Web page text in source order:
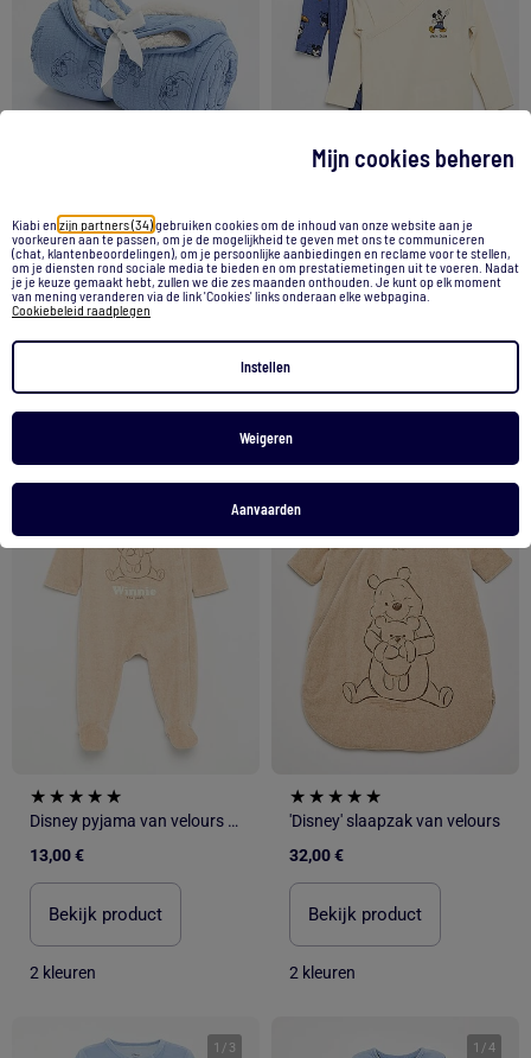
Mijn cookies beheren
Kiabi enzijn partners (34)gebruiken cookies om de inhoud van onze website aan je
voorkeuren aan te passen, om je de mogelijkheid te geven met ons te communiceren
(chat, klantenbeoordelingen), om je persoonlijke aanbiedingen en reclame voor te stellen,
om je diensten rond sociale media te bieden en om prestatiemetingen uit te voeren. Nadat
je je keuze gemaakt hebt, zullen we die zes maanden onthouden. Je kunt op elk moment
van mening veranderen via de link 'Cookies' links onderaan elke webpagina.
Cookiebeleid raadplegen
Instellen
Weigeren
Aanvaarden
Deken 'Disney' 'Winnie'
15,00 €
Bekijk product
Set van 2 'Disney' rompertjes
12,00 €
Bekijk product
1/3
Disney pyjama van velours met lange mouwen
13,00 €
Bekijk product
2 kleuren
1/4
'Disney' slaapzak van velours
32,00 €
Bekijk product
2 kleuren
1 / 3 1 /4